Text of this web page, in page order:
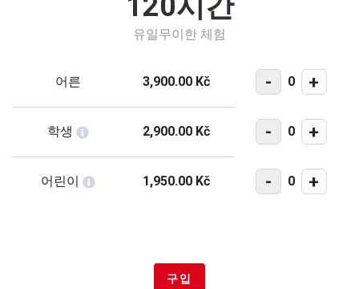
120시간
유일무이한 체험
어른 3,900.00 Kč - 0 +
학생 2,900.00 Kč - 0 +
어린이 1,950.00 Kč - 0 +